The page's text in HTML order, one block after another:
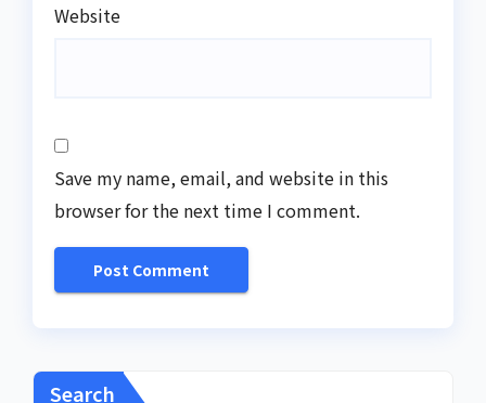
Website
Save my name, email, and website in this
browser for the next time I comment.
Search